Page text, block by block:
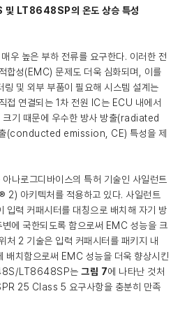
LT8648SP의 온도 상승 특성
우 높은 부하 전류를 요구한다. 이러한 전
합성(EMC) 문제도 더욱 심화되며, 이를
링 및 외부 부품이 필요해 시스템 설계는
접 연결되는 1차 전원 IC는 ECU 내에서
크기 때문에 우수한 방사 방출(radiated
(conducted emission, CE) 특성을 제
로그디바이스의 특허 기술인 사일런트
아키텍처를 적용하고 있다. 사일런트
입력 커패시터를 대칭으로 배치해 자기 방
에 국한되도록 함으로써 EMC 성능을 크
처 2 기술은 입력 커패시터를 패키지 내
배치함으로써 EMC 성능을 더욱 향상시킨
LT8648SP는 그림 7에 나타난 것처
25 Class 5 요구사항을 충분히 만족